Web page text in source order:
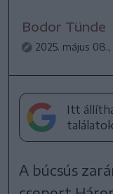
Bodor Tünde
2025. május 08.,
Itt
A búcsús